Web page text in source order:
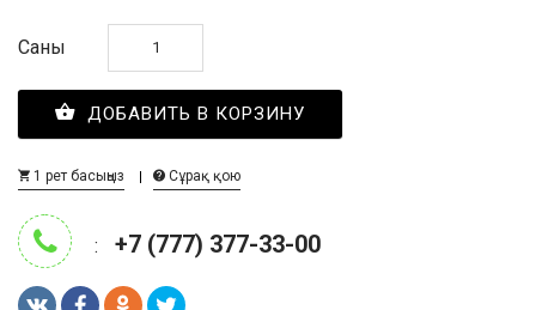
Саны
ДОБАВИТЬ В КОРЗИНУ
1 рет басыңыз Сұрақ қою
: +7 (777) 377-33-00